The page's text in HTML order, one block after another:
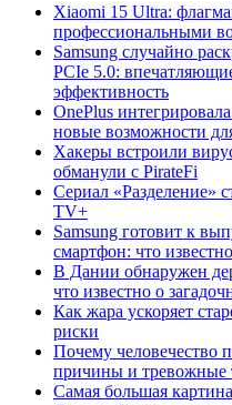
Xiaomi 15 Ultra:
профессиональными
Samsung случайно
PCIe 5.0:
эффективность
OnePlus
новые возможности
Хакеры встроили
обманули с PirateFi
Сериал «Разделение»
TV+
Samsung готовит к
смартфон: что
В Дании обнаружен
что известно о
Как жара ускоряет
риски
Почему человечество
причины и тревожные
Самая большая